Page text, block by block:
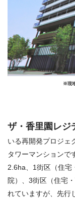
※現
ザ・香里園レジ
いる再開発プロジェ
タワーマンションで
2.6ha、1街区（住宅
院）、3街区（住宅
れていますが、先行